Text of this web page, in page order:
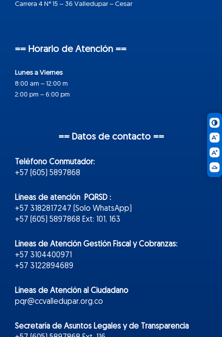
Carrera 4 N° 15 – 36 Valledupar – Cesar
== Horario de Atención ==
Lunes a Viernes
8:00 am – 12:00 m
2:00 pm – 6:00 pm
== Datos de contacto ==
Teléfono Conmutador:
+57 (605) 5897868
Líneas de atención PQRSD :
+57 3182817247 (Solo WhatsApp)
+57 (605) 5897868 Ext: 101, 163
Líneas de Atención Gestión Fiscal y Cobranzas:
+57 3104400971
+57 3122894689
Líneas de Atención al Ciudadano
pqr@ccvalledupar.org.co
Secretaría de Asuntos Legales y de Transparencia